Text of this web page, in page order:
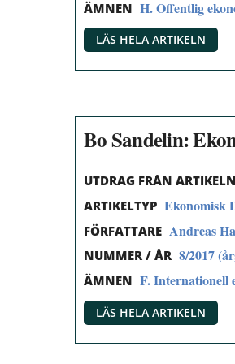
ÄMNEN H. Offentlig
LÄS HELA ARTIKELN
Bo Sandelin:
UTDRAG FRÅN ARTIKELN
ARTIKELTYP Ekonomisk
FÖRFATTARE Andreas
NUMMER / ÅR 8/2017
ÄMNEN F. Internationell
LÄS HELA ARTIKELN